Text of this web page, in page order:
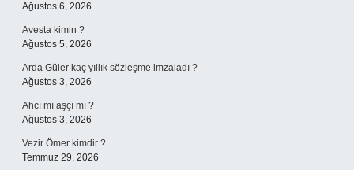
Ağustos 6, 2026
Avesta kimin ?
Ağustos 5, 2026
Arda Güler kaç yıllık sözleşme imzaladı ?
Ağustos 3, 2026
Ahcı mı aşçı mı ?
Ağustos 3, 2026
Vezir Ömer kimdir ?
Temmuz 29, 2026